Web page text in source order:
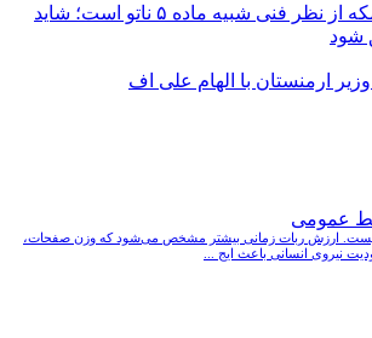
فیدان: توافق مکه از نظر فنی شبیه ماده ۵ ناتو است؛ شاید
شود
ارمنستان با الهام علی اف
عمومی
نیست. ارزش ربات زمانی بیشتر مشخص می‌شود که وزن صفحات،
نیروی انسانی باعث ایج ...